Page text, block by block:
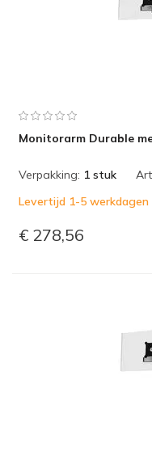
Monitorarm Durable
Verpakking: 1 stuk
Levertijd 1-5 werkdagen
€ 278,56